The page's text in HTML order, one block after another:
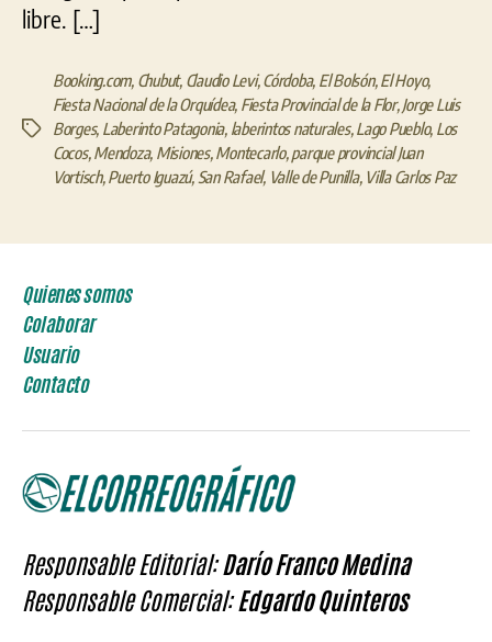
libre. […]
Etiquetas
Booking.com, Chubut, Claudio Levi,Córdoba, El Bolsón,El Hoyo,
Fiesta Nacional de la Orquídea, Fiesta Provincial de la Flor,Jorge Luis
Borges, Laberinto Patagonia, laberintos naturales,Lago Pueblo, Los
Cocos,Mendoza, Misiones,Montecarlo,parque provincial Juan
Vortisch,Puerto Iguazú, San Rafael, Valle de Punilla, Villa Carlos Paz
Quienes somos
Colaborar
Usuario
Contacto
Responsable Editorial:Darío Franco Medina
Responsable Comercial:Edgardo Quinteros